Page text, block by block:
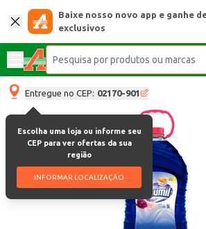
Baixe nosso novo app e ganhe
exclusivos
Entregue no CEP: 02170-901
Escolha uma loja ou informe seu
CEP para ver ofertas da sua
região
INFORMAR LOCALIZAÇÃO